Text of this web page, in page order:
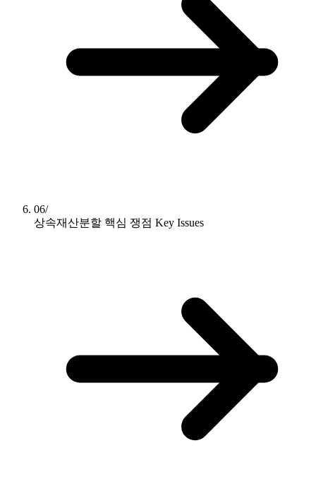
06/
상속재산분할 핵심 쟁점 Key Issues